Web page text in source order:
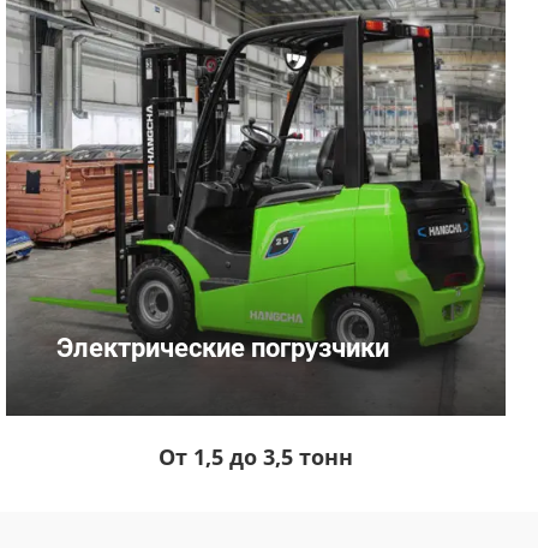
Электрические погрузчики
От 1,5 до 3,5 тонн